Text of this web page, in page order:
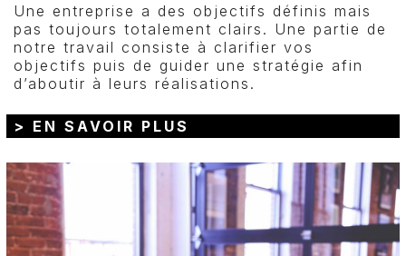
Une entreprise a des objectifs définis mais
pas toujours totalement clairs. Une partie de
notre travail consiste à clarifier vos
objectifs puis de guider une stratégie afin
d’aboutir à leurs réalisations.
> EN SAVOIR PLUS